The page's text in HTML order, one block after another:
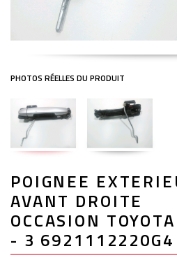
to
the
beginning
of
the
images
gallery
POIGNEE
AVANT DROITE
OCCASION
- 3 6921112220G4